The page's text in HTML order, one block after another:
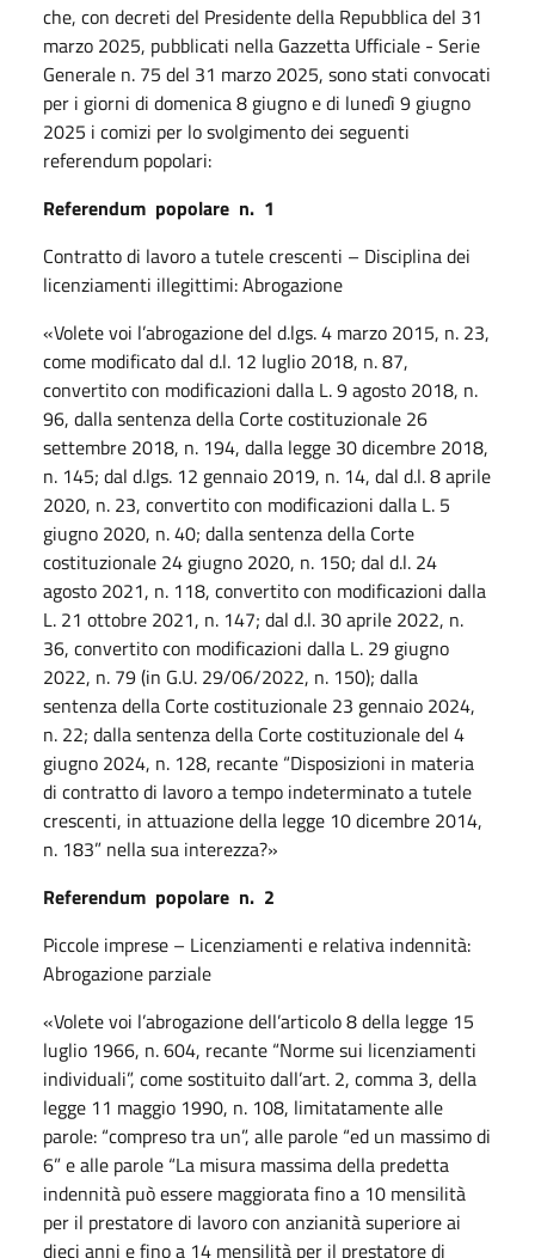
che, con decreti del Presidente della Repubblica del 31
marzo 2025, pubblicati nella Gazzetta Ufficiale - Serie
Generale n. 75 del 31 marzo 2025, sono stati convocati
per i giorni di domenica 8 giugno e di lunedì 9 giugno
2025 i comizi per lo svolgimento dei seguenti
referendum popolari:
Referendum popolare n. 1
Contratto di lavoro a tutele crescenti – Disciplina dei
licenziamenti illegittimi: Abrogazione
«Volete voi l’abrogazione del d.lgs. 4 marzo 2015, n. 23,
come modificato dal d.l. 12 luglio 2018, n. 87,
convertito con modificazioni dalla L. 9 agosto 2018, n.
96, dalla sentenza della Corte costituzionale 26
settembre 2018, n. 194, dalla legge 30 dicembre 2018,
n. 145; dal d.lgs. 12 gennaio 2019, n. 14, dal d.l. 8 aprile
2020, n. 23, convertito con modificazioni dalla L. 5
giugno 2020, n. 40; dalla sentenza della Corte
costituzionale 24 giugno 2020, n. 150; dal d.l. 24
agosto 2021, n. 118, convertito con modificazioni dalla
L. 21 ottobre 2021, n. 147; dal d.l. 30 aprile 2022, n.
36, convertito con modificazioni dalla L. 29 giugno
2022, n. 79 (in G.U. 29/06/2022, n. 150); dalla
sentenza della Corte costituzionale 23 gennaio 2024,
n. 22; dalla sentenza della Corte costituzionale del 4
giugno 2024, n. 128, recante “Disposizioni in materia
di contratto di lavoro a tempo indeterminato a tutele
crescenti, in attuazione della legge 10 dicembre 2014,
n. 183” nella sua interezza?»
Referendum popolare n. 2
Piccole imprese – Licenziamenti e relativa indennità:
Abrogazione parziale
«Volete voi l’abrogazione dell’articolo 8 della legge 15
luglio 1966, n. 604, recante “Norme sui licenziamenti
individuali”, come sostituito dall’art. 2, comma 3, della
legge 11 maggio 1990, n. 108, limitatamente alle
parole: “compreso tra un”, alle parole “ed un massimo di
6” e alle parole “La misura massima della predetta
indennità può essere maggiorata fino a 10 mensilità
per il prestatore di lavoro con anzianità superiore ai
dieci anni e fino a 14 mensilità per il prestatore di